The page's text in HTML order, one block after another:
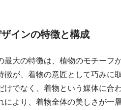
インの特徴と構成
最大の特徴は、植物のモチー
徴が、着物の意匠として巧みに
けでなく、着物という媒体に合
により、着物全体の美しさが一